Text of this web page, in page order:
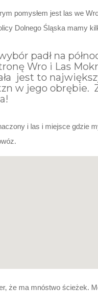
pomysłem jest las we
Dolnego Śląska mamy
padł na
Wro i Las
jest to
w jego obrębie.
i las i miejsce gdzie
że ma mnóstwo ścieżek.